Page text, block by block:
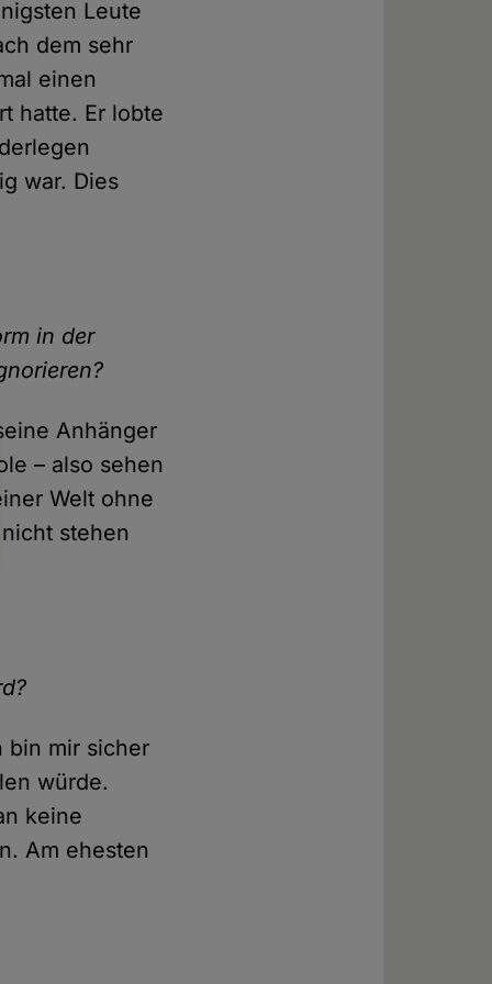
Leute
dem sehr
einen
hatte. Er lobte
war. Dies
in der
Anhänger
– also sehen
Welt ohne
stehen
bin mir sicher
würde.
keine
Am ehesten